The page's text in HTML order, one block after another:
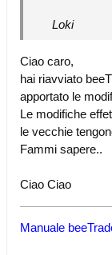
Loki
Ciao caro,
hai riavviato
apportato le
Le modifiche
le vecchie
Fammi sapere..
Ciao Ciao
Manuale